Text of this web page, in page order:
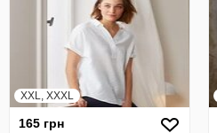
XXL, XXXL
165 грн